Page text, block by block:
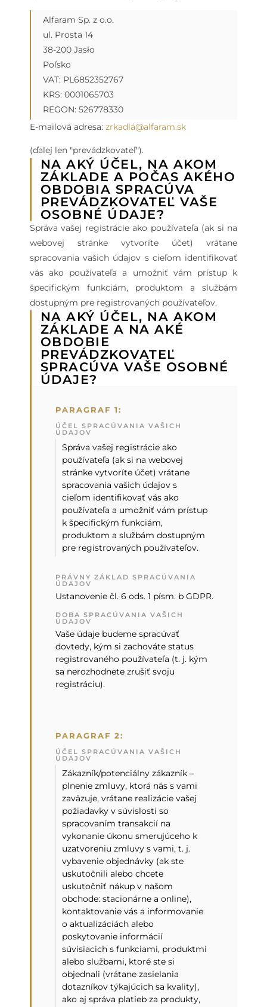
Alfaram Sp. z o.o.
ul. Prosta 14
38-200 Jasło
Poľsko
VAT: PL6852352767
KRS: 0001065703
REGON: 526778330
E-mailová adresa: zrkadlá@alfaram.sk
(ďalej len "prevádzkovateľ").
NA AKÝ ÚČEL, NA AKOM
ZÁKLADE A POČAS AKÉHO
OBDOBIA SPRACÚVA
PREVÁDZKOVATEĽ VAŠE
OSOBNÉ ÚDAJE?
Správa vašej registrácie ako používateľa (ak si na
webovej stránke vytvoríte účet) vrátane
spracovania vašich údajov s cieľom identifikovať
vás ako používateľa a umožniť vám prístup k
špecifickým funkciám, produktom a službám
dostupným pre registrovaných používateľov.
NA AKÝ ÚČEL, NA AKOM
ZÁKLADE A NA AKÉ
OBDOBIE
PREVÁDZKOVATEĽ
SPRACÚVA VAŠE OSOBNÉ
ÚDAJE?
PARAGRAF 1:
ÚČEL SPRACÚVANIA VAŠICH
ÚDAJOV
Správa vašej registrácie ako
používateľa (ak si na webovej
stránke vytvoríte účet) vrátane
spracovania vašich údajov s
cieľom identifikovať vás ako
používateľa a umožniť vám prístup
k špecifickým funkciám,
produktom a službám dostupným
pre registrovaných používateľov.
PRÁVNY ZÁKLAD SPRACÚVANIA
ÚDAJOV
Ustanovenie čl. 6 ods. 1 písm. b GDPR.
DOBA SPRACÚVANIA VAŠICH
ÚDAJOV
Vaše údaje budeme spracúvať
dovtedy, kým si zachováte status
registrovaného používateľa (t. j. kým
sa nerozhodnete zrušiť svoju
registráciu).
PARAGRAF 2:
ÚČEL SPRACÚVANIA VAŠICH
ÚDAJOV
Zákazník/potenciálny zákazník –
plnenie zmluvy, ktorá nás s vami
zaväzuje, vrátane realizácie vašej
požiadavky v súvislosti so
spracovaním transakcií na
vykonanie úkonu smerujúceho k
uzatvoreniu zmluvy s vami, t. j.
vybavenie objednávky (ak ste
uskutočnili alebo chcete
uskutočniť nákup v našom
obchode: stacionárne a online),
kontaktovanie vás a informovanie
o aktualizáciách alebo
poskytovanie informácií
súvisiacich s funkciami, produktmi
alebo službami, ktoré ste si
objednali (vrátane zasielania
dotazníkov týkajúcich sa kvality),
ako aj správa platieb za produkty,